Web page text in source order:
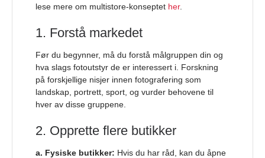
lese mere om multistore-konseptet her.
1. Forstå markedet
Før du begynner, må du forstå målgruppen din og
hva slags fotoutstyr de er interessert i. Forskning
på forskjellige nisjer innen fotografering som
landskap, portrett, sport, og vurder behovene til
hver av disse gruppene.
2. Opprette flere butikker
a. Fysiske butikker: Hvis du har råd, kan du åpne